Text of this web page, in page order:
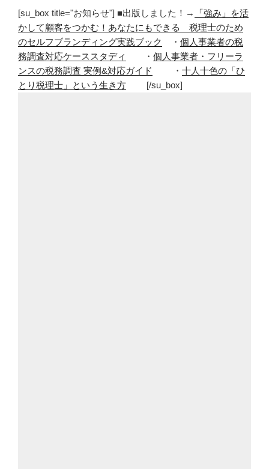
[su_box title="お知らせ"] ■出版しました！→
「強み」を活
かして顧客をつかむ！あなたにもできる 税理士のため
のセルフブランディング実践ブック
・ 個人事業者の税
務調査対応ケーススタディ
・ 個人事業者・フリーラ
ンスの税務調査 実例&対応ガイド
・ 十人十色の「ひ
とり税理士」という生き方 [/su_box]